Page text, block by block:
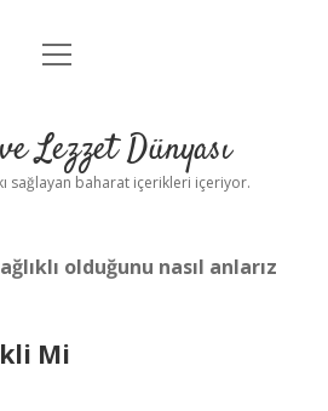
Anasayfa
Yasal Uyarı
menüyü
Lezzet Dünyası
sağlayan baharat içerikleri içeriyor.
olduğunu nasıl anlarız
Mi